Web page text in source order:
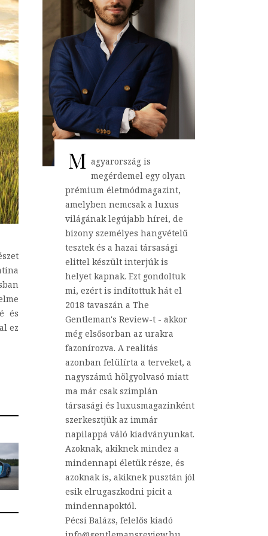
és
ez
M agyarország is
megérdemel egy olyan
prémium életmódmagazint,
amelyben nemcsak a luxus
világának legújabb hírei, de
bizony személyes hangvételű
tesztek és a hazai társasági
elittel készült interjúk is
helyet kapnak. Ezt gondoltuk
mi, ezért is indítottuk hát el
2018 tavaszán a The
Gentleman's Review-t - akkor
még elsősorban az urakra
fazonírozva. A realitás
azonban felülírta a terveket, a
nagyszámú hölgyolvasó miatt
ma már csak szimplán
társasági és luxusmagazinként
szerkesztjük az immár
napilappá váló kiadványunkat.
Azoknak, akiknek mindez a
mindennapi életük része, és
azoknak is, akiknek pusztán jól
esik elrugaszkodni picit a
mindennapoktól.
Pécsi Balázs, felelős kiadó